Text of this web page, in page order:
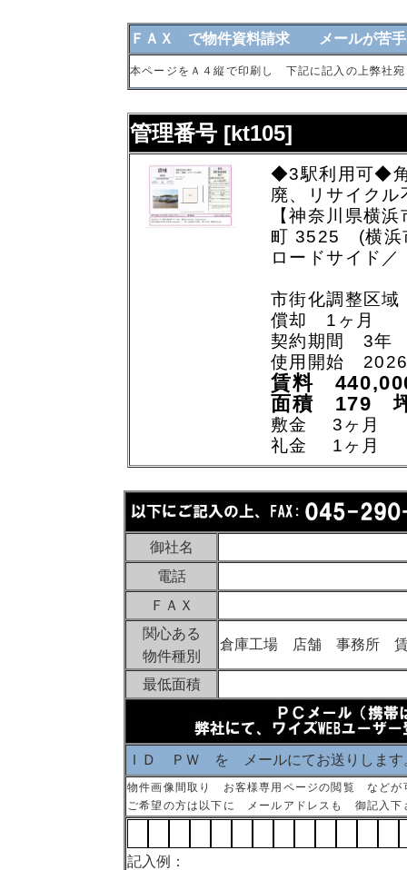
ＦＡＸ で物件資料請求 メールが苦手
本ページをＡ４縦で印刷し 下記に記入の上弊
管理番号 [kt105]
◆3駅利用可◆
廃、リサイクル
【神奈川県横
町 3525 (横浜
ロードサイド／
市街化調整区域
償却 1ヶ月
契約期間 3年
使用開始 2026
賃料
面積 179
敷金 3ヶ月
礼金 1ヶ月
御社名
電話
ＦＡＸ
関心ある
物件種別
倉庫工場 店舗 事務所
最低面積
ＩＤ ＰＷ を メールにてお送りします
物件画像間取り お客様専用ページの閲覧 などが
ご希望の方は以下に メールアドレスも 御記入下
記入例：